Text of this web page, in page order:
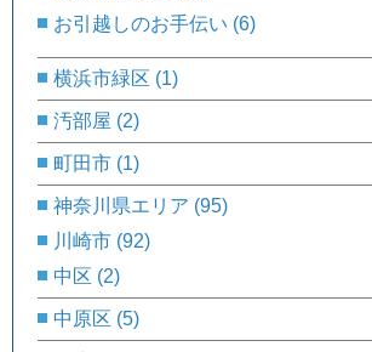
お引越しのお手伝い (6)
横浜市緑区 (1)
汚部屋 (2)
町田市 (1)
神奈川県エリア (95)
川崎市 (92)
中区 (2)
中原区 (5)